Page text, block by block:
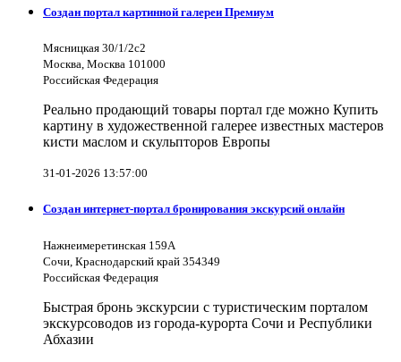
Создан портал картинной галереи Премиум
Мясницкая 30/1/2с2
Москва, Москва 101000
Российская Федерация
Реально продающий товары портал где можно Купить
картину в художественной галерее известных мастеров
кисти маслом и скульпторов Европы
31-01-2026 13:57:00
Создан интернет-портал бронирования экскурсий онлайн
Нажнеимеретинская 159А
Сочи, Краснодарский край 354349
Российская Федерация
Быстрая бронь экскурсии с туристическим порталом
экскурсоводов из города-курорта Сочи и Республики
Абхазии